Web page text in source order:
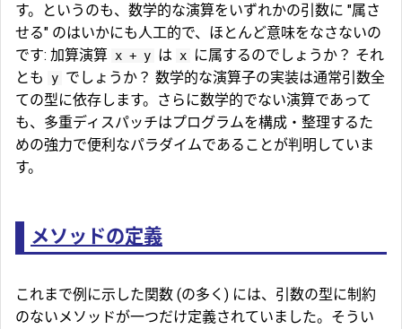
す。というのも、数学的な演算をいずれかの引数に "属さ
せる" のはいかにも人工的で、ほとんど意味をなさないの
です: 加算演算 x + y は x
に属するのでしょうか？ それ
とも
y でしょうか？ 数学的な演算子の実装は通常引数全
ての型に依存します。さらに数学的でない演算であって
も、多重ディスパッチはプログラムを構成・整理するた
めの強力で便利なパラダイムであることが判明していま
す。
メソッドの定義
これまで例に示した関数 (の多く) には、引数の型に制約
のないメソッドが一つだけ定義されていました。そうい